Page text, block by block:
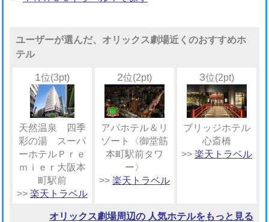
ユーザーが選んだ、オリックス劇場近くのおすすめホ
テル
1位(3pt)
天然温泉 四季
彩の湯 スーパ
ーホテルＰｒｅ
ｍｉｅｒ大阪本
町駅前
>> 楽天トラベル
2位(2pt)
アパホテル＆リ
ゾート〈御堂筋
本町駅前タワ
ー〉
>> 楽天トラベル
3位(2pt)
ブリッジホテル
心斎橋
>> 楽天トラベル
オリックス劇場周辺の 人気ホテルをもっと見る